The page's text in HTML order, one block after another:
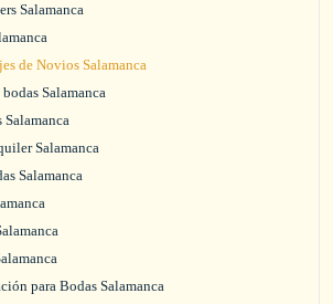
Salamanca
de Novios Salamanca
Salamanca
Salamanca
Salamanca
Salamanca
para Bodas Salamanca